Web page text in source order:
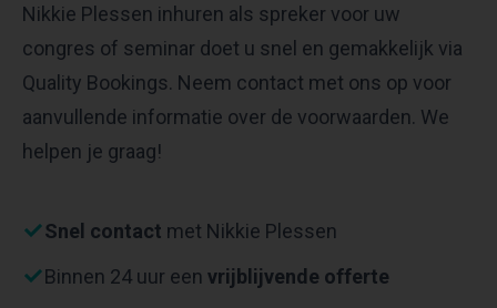
Nikkie Plessen inhuren als spreker voor uw
congres of seminar doet u snel en gemakkelijk via
Quality Bookings. Neem contact met ons op voor
aanvullende informatie over de voorwaarden. We
helpen je graag!
Snel contact met Nikkie Plessen
Binnen 24 uur een vrijblijvende offerte